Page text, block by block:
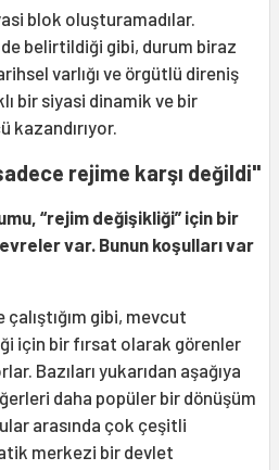
blok oluşturamadılar.
belirtildiği gibi, durum biraz
varlığı ve örgütlü direniş
bir siyasi dinamik ve bir
kazandırıyor.
rejime karşı değildi"
“rejim değişikliği” için bir
var. Bunun koşullarıvar
gibi, mevcut
için bir fırsat olarak görenler
Bazıları yukarıdan aşağıya
daha popüler bir dönüşüm
arasında çok çeşitli
merkezi bir devlet